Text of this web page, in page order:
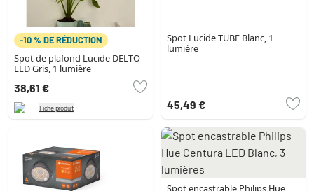
-10 % DE RÉDUCTION
Spot de plafond Lucide DELTO
LED Gris, 1 lumière
38,61 €
Fiche produit
Spot Lucide TUBE Blanc, 1
lumière
45,49 €
Spot encastrable Philips Hue